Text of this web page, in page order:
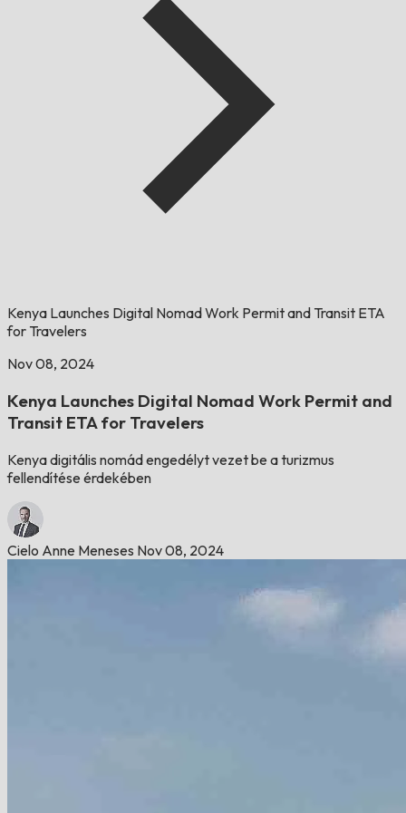
Kenya Launches Digital Nomad Work Permit and Transit ETA
for Travelers
Nov 08, 2024
Kenya Launches Digital Nomad Work Permit and
Transit ETA for Travelers
Kenya digitális nomád engedélyt vezet be a turizmus
fellendítése érdekében
Cielo Anne Meneses Nov 08, 2024